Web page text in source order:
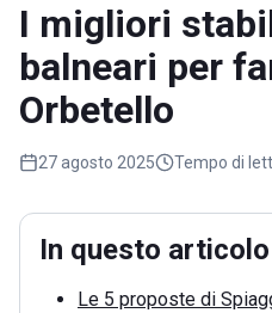
I migliori
balneari per
Orbetello
27 agosto 2025 Tempo di
In questo articolo
Le 5 proposte di